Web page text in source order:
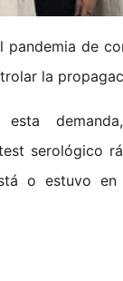
pandemia de
la
serológico
o estuvo en